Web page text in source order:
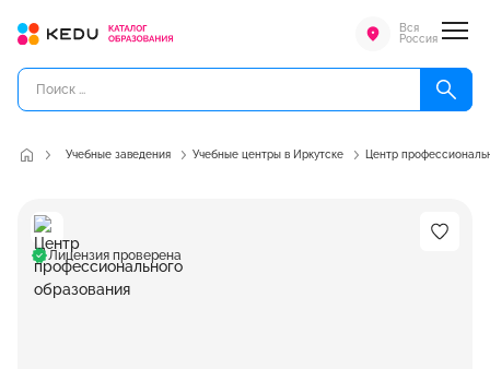
Вся
Россия
Учебные заведения Учебные центры в Иркутске Центр
Лицензия проверена